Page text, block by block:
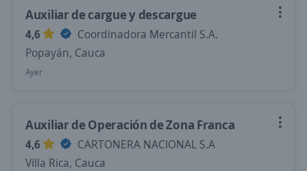
Auxiliar de cargue y descargue
4,6
Coordinadora Mercantil S.A.
Popayán, Cauca
Ayer
Auxiliar de Operación de Zona Franca
4,6
CARTONERA NACIONAL S.A
Villa Rica, Cauca